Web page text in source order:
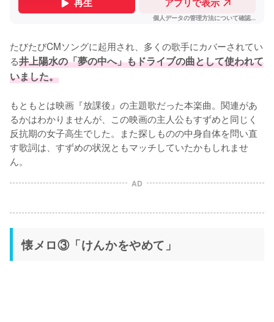
たびたびCMソングに起用され、多くの歌手にカバーされてい
る井上陽水の「夢の中へ」もドライブの曲として使われて
いました。
もともとは映画『放課後』の主題歌だった本楽曲。関連があ
るかはわかりませんが、この映画の主人公もすずめと同じく
反抗期の女子高生でした。また探しものの中身自体を問い直
す歌詞は、すずめの状況ともマッチしていたかもしれませ
ん。
AD
懐メロ③「けんかをやめて」